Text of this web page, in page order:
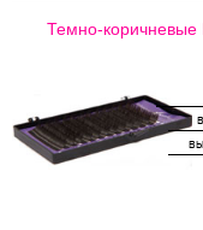
Темно-коричневые